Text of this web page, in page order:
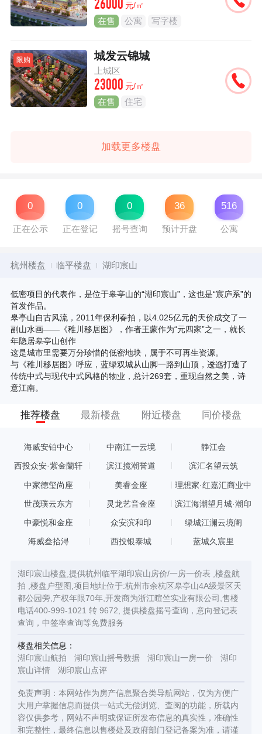
26000 元/㎡
在售 公寓 写字楼
限购 城发云锦城
上城区
23000 元/㎡
在售 住宅
加载更多楼盘
0
正在公示
0
正在登记
0
摇号查询
36
预计开盘
516
公寓
杭州楼盘 临平楼盘 湖印宸山
低密项目的代表作，是位于皋亭山的“湖印宸山”，这也是“宸庐系”的
首发作品。
皋亭山自古风流，2011年保利春拍，以4.025亿元的天价成交了一
副山水画——《稚川移居图》，作者王蒙作为“元四家”之一，就长
年隐居皋亭山创作
这是城市里需要万分珍惜的低密地块，属于不可再生资源。
与《稚川移居图》呼应，蓝绿双城从山脚一路到山顶，逶迤打造了
传统中式与现代中式风格的物业，总计269套，重现自然之美，诗
意江南。
推荐楼盘 最新楼盘 附近楼盘 同价楼盘
海威安铂中心 中南江一云境 静江会
西投众安·紫金蘭轩 滨江揽潮誉道 滨汇名望云筑
中家德玺尚座 美睿金座
理想家·红嘉汇商业中
世茂璞云东方 灵龙艺音金座 滨江海潮望月城·潮印
中豪悦和金座 众安滨和印 绿城江澜云境阁
海威叁拾浔 西投银泰城 蓝城久宸里
湖印宸山楼盘,提供杭州临平湖印宸山房价/一房一价表 ,楼盘航
拍 ,楼盘户型图,项目地址位于:杭州市余杭区皋亭山4A级景区天
都公园旁,产权年限70年,开发商为浙江暄竺实业有限公司,售楼
电话400-999-1021 转 9672, 提供楼盘摇号查询，意向登记表
查询，中签率查询等免费服务
楼盘相关信息：
湖印宸山航拍
湖印宸山摇号数据 湖印宸山一房一价
湖印
宸山详情
湖印宸山点评
免责声明：本网站作为房产信息聚合类导航网站，仅为方便广
大用户掌握信息而提供一站式无偿浏览、查阅的功能，所载内
容仅供参考，网站不声明或保证所发布信息的真实性，准确性
和完整性，最终信息以售楼处及政府部门登记备案为准，请谨